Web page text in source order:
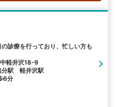
診療を行っており、忙しい方も
軽井沢18-9
分駅 軽井沢駅
6分